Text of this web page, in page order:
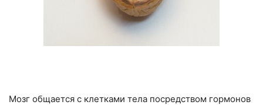
Мозг общается с клетками тела посредством гормонов